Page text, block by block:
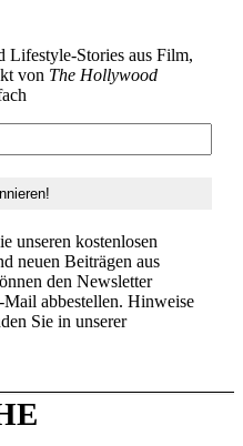
Lifestyle-Stories aus Film,
von The Hollywood
unseren kostenlosen
neuen Beiträgen aus
den Newsletter
abbestellen. Hinweise
Sie in unserer